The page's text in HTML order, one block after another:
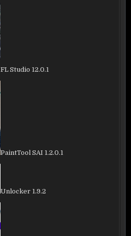
FL Studio 12.0.1
PaintTool SAI 1.2.0.1
Unlocker 1.9.2